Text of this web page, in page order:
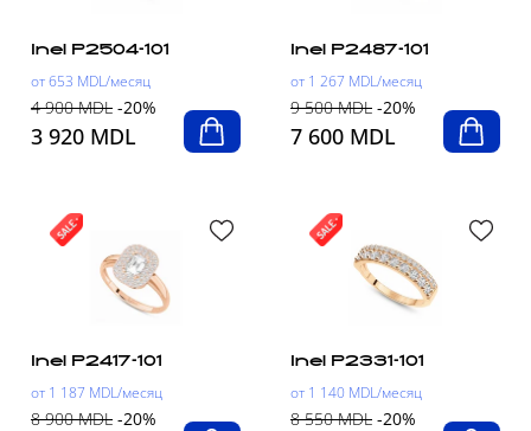
Inel P2504-101
от 653 MDL/месяц
3 920 MDL
4 900 MDL -20%
Inel P2487-101
от 1 267 MDL/месяц
7 600 MDL
9 500 MDL -20%
Inel P2417-101
от 1 187 MDL/месяц
8 900 MDL -20%
Inel P2331-101
от 1 140 MDL/месяц
8 550 MDL -20%